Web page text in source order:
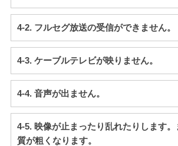
4-2. フルセグ放送の受信ができません。
4-3. ケーブルテレビが映りません。
4-4. 音声が出ません。
4-5. 映像が止まったり乱れたりします
質が粗くなります。